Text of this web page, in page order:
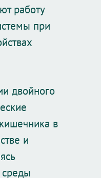
работу
при
двойного
в
и
среды